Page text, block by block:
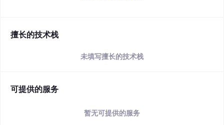
擅长的技术栈
未填写擅长的技术栈
可提供的服务
暂无可提供的服务